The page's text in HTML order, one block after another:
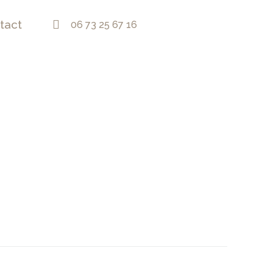
06 73 25 67 16